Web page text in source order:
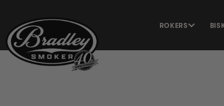
CONTENT
ROKERS